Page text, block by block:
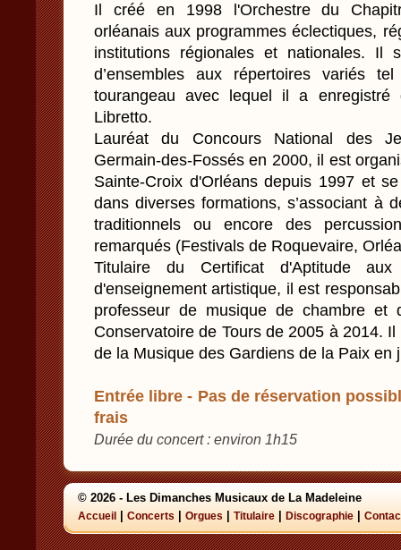
Il créé en 1998 l'Orchestre du
orléanais aux programmes éclectiques,
institutions régionales et nationales. Il
d’ensembles aux répertoires variés
tourangeau avec lequel il a enregistré
Libretto.
Lauréat du Concours National des
Germain-des-Fossés en 2000, il est
Sainte-Croix d'Orléans depuis 1997 et
dans diverses formations, s’associant à
traditionnels ou encore des
remarqués (Festivals de Roquevaire,
Titulaire du Certificat d'Aptitude
d'enseignement artistique, il est
professeur de musique de chambre et
Conservatoire de Tours de 2005 à 2014.
de la Musique des Gardiens de la Paix en
Entrée libre - Pas de réservation
frais
Durée du concert : environ 1h15
© 2026 - Les Dimanches Musicaux de La Madeleine
Accueil Concerts Orgues Titulaire Discographie